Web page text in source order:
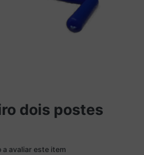
dois postes
a avaliar este item